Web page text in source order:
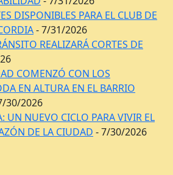
DISPONIBLES PARA EL CLUB DE
- 7/31/2026
REALIZARÁ CORTES DE
COMENZÓ CON LOS
EN ALTURA EN EL BARRIO
30/2026
UN NUEVO CICLO PARA VIVIR EL
DE LA CIUDAD - 7/30/2026